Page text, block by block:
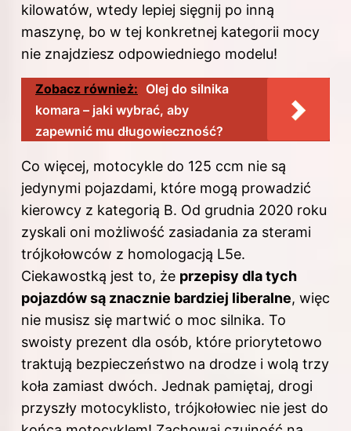
kilowatów, wtedy lepiej sięgnij po inną
maszynę, bo w tej konkretnej kategorii mocy
nie znajdziesz odpowiedniego modelu!
Zobacz również: Olej do silnika
komara – jaki wybrać, aby
zapewnić mu długowieczność?
Co więcej, motocykle do 125 ccm nie są
jedynymi pojazdami, które mogą prowadzić
kierowcy z kategorią B. Od grudnia 2020 roku
zyskali oni możliwość zasiadania za sterami
trójkołowców z homologacją L5e.
Ciekawostką jest to, że przepisy dla tych
pojazdów są znacznie bardziej liberalne, więc
nie musisz się martwić o moc silnika. To
swoisty prezent dla osób, które priorytetowo
traktują bezpieczeństwo na drodze i wolą trzy
koła zamiast dwóch. Jednak pamiętaj, drogi
przyszły motocyklisto, trójkołowiec nie jest do